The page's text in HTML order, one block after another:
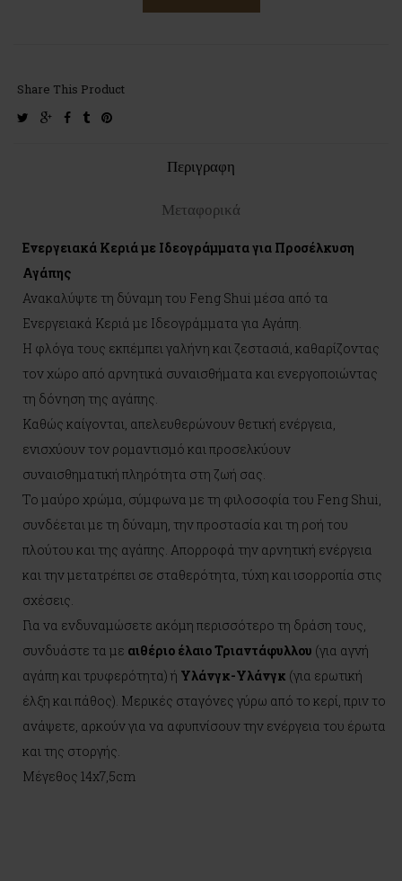
Share This Product
twittergoogle-facebook
tumblrpinterest
Περιγραφη
Μεταφορικά
Ενεργειακά Κεριά με Ιδεογράμματα για Προσέλκυση
Αγάπης
Ανακαλύψτε τη δύναμη του Feng Shui μέσα από τα
Ενεργειακά Κεριά με Ιδεογράμματα για Αγάπη.
Η φλόγα τους εκπέμπει γαλήνη και ζεστασιά, καθαρίζοντας
τον χώρο από αρνητικά συναισθήματα και ενεργοποιώντας
τη δόνηση της αγάπης.
Καθώς καίγονται, απελευθερώνουν θετική ενέργεια,
ενισχύουν τον ρομαντισμό και προσελκύουν
συναισθηματική πληρότητα στη ζωή σας.
Το μαύρο χρώμα, σύμφωνα με τη φιλοσοφία του Feng Shui,
συνδέεται με τη δύναμη, την προστασία και τη ροή του
πλούτου και της αγάπης. Απορροφά την αρνητική ενέργεια
και την μετατρέπει σε σταθερότητα, τύχη και ισορροπία στις
σχέσεις.
Για να ενδυναμώσετε ακόμη περισσότερο τη δράση τους,
συνδυάστε τα με αιθέριο έλαιο Τριαντάφυλλου (για αγνή
αγάπη και τρυφερότητα) ή Υλάνγκ-Υλάνγκ (για ερωτική
έλξη και πάθος). Μερικές σταγόνες γύρω από το κερί, πριν το
ανάψετε, αρκούν για να αφυπνίσουν την ενέργεια του έρωτα
και της στοργής.
Μέγεθος 14x7,5cm